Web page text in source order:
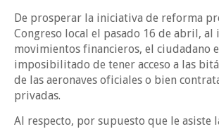
De prosperar la iniciativa de reforma
Congreso local el pasado 16 de abril, al
movimientos financieros, el ciudadano
imposibilitado de tener acceso a las
de las aeronaves oficiales o bien
privadas.
Al respecto, por supuesto que le asiste